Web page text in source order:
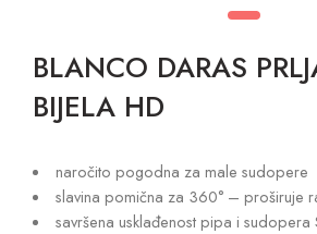
BLANCO DARAS
BIJELA HD
naročito pogodna za male sudopere
slavina pomična za 360° – proširuje
savršena usklađenost pipa i sudopera